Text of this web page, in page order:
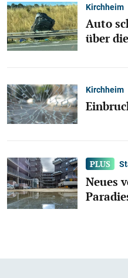
Kirchheim
Auto
über
Kirchheim
Neues